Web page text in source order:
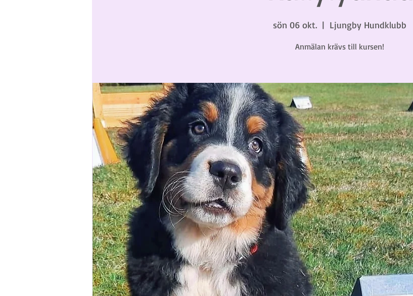
sön 06 okt.
  |
Ljungby Hundklubb
Anmälan krävs till kursen!